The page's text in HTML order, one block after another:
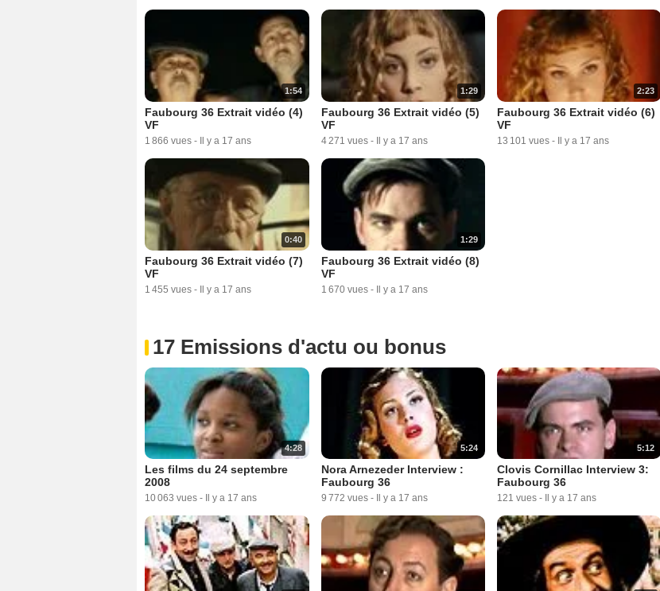
1:54
Faubourg 36 Extrait vidéo (4)
VF
1 866 vues - Il y a 17 ans
1:29
Faubourg 36 Extrait vidéo (5)
VF
4 271 vues - Il y a 17 ans
2:23
Faubourg 36 Extrait vidéo (6)
VF
13 101 vues - Il y a 17 ans
0:40
Faubourg 36 Extrait vidéo (7)
VF
1 455 vues - Il y a 17 ans
1:29
Faubourg 36 Extrait vidéo (8)
VF
1 670 vues - Il y a 17 ans
17 Emissions d'actu ou bonus
4:28
Les films du 24 septembre
2008
10 063 vues - Il y a 17 ans
5:24
Nora Arnezeder Interview :
Faubourg 36
9 772 vues - Il y a 17 ans
5:12
Clovis Cornillac Interview 3:
Faubourg 36
121 vues - Il y a 17 ans